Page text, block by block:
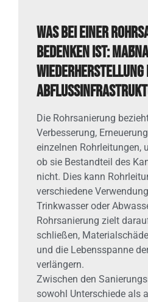
Was bei einer
bedenken ist:
Wiederherstellung
Die Rohrsanierung
Verbesserung,
einzelnen Rohrleitungen,
ob sie Bestandteil des
nicht. Dies kann
verschiedene
Trinkwasser oder
Rohrsanierung zielt
schließen,
und die Lebensspanne
verlängern.
Zwischen den
sowohl Unterschiede als